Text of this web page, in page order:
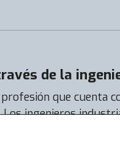
de la
que cuenta
ingenieros